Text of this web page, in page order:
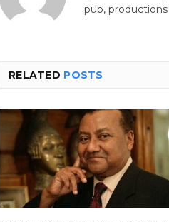
pub,
RELATED POSTS